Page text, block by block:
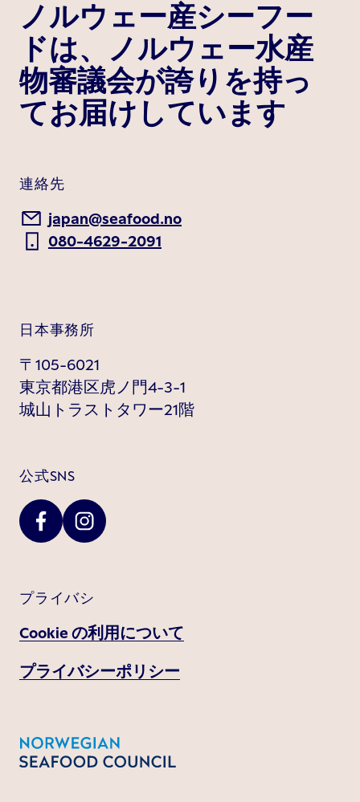
ノルウェー産シーフー
ドは、ノルウェー水産
物審議会が誇りを持っ
てお届けしています
連絡先
japan@seafood.no
080-4629-2091
日本事務所
〒105-6021
東京都港区虎ノ門4-3-1
城山トラストタワー21階
公式SNS
プライバシ
Cookie の利用について
プライバシーポリシー